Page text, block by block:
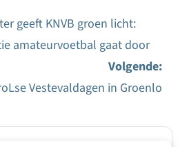
geeft KNVB groen licht:
amateurvoetbal gaat door
Volgende:
Vestevaldagen in Groenlo